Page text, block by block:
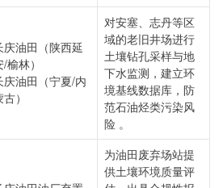
庆油田（陕西延
榆林）
庆油田（宁夏/内
）
对安塞、志丹等区
域的老旧井场进行
土壤钻孔采样与地
下水监测，建立环
境基线数据库，防
范石油烃类污染风
险 。
为油田废弃场站提
供土壤环境质量评